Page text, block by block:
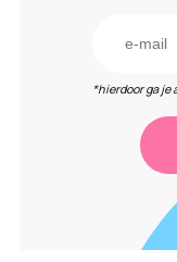
*hierdoor ga je